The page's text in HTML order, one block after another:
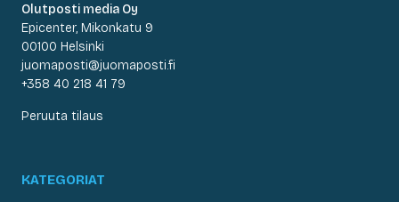
Olutposti media Oy
Epicenter, Mikonkatu 9
00100 Helsinki
juomaposti@juomaposti.fi
+358 40 218 41 79
Peruuta tilaus
KATEGORIAT